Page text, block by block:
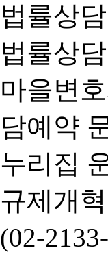
법률상
법률상
마을변
담예약
누리집
규제개
(02-